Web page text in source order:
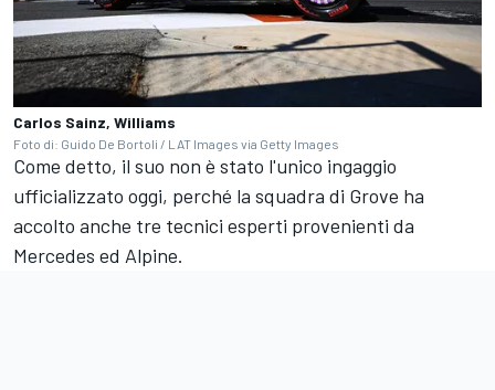
Carlos Sainz, Williams
Foto di: Guido De Bortoli / LAT Images via Getty Images
Come detto, il suo non è stato l'unico ingaggio
ufficializzato oggi, perché la squadra di Grove ha
accolto anche tre tecnici esperti provenienti da
Mercedes ed Alpine.